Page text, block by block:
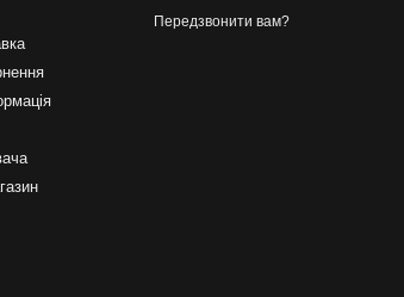
Передзвонити вам?